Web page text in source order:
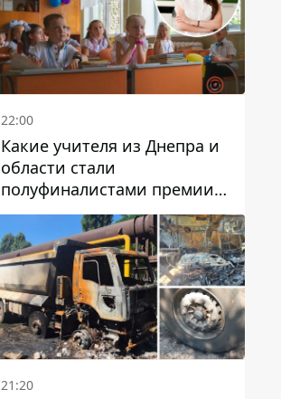
22:00
Какие учителя из Днепра и
области стали
полуфиналистами премии
Global Teacher Prize Ukraine
2026
21:20